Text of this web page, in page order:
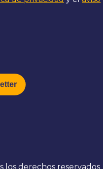
los derechos reservados